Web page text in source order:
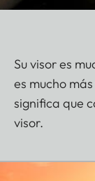
Su visor es
es mucho
significa que
visor.